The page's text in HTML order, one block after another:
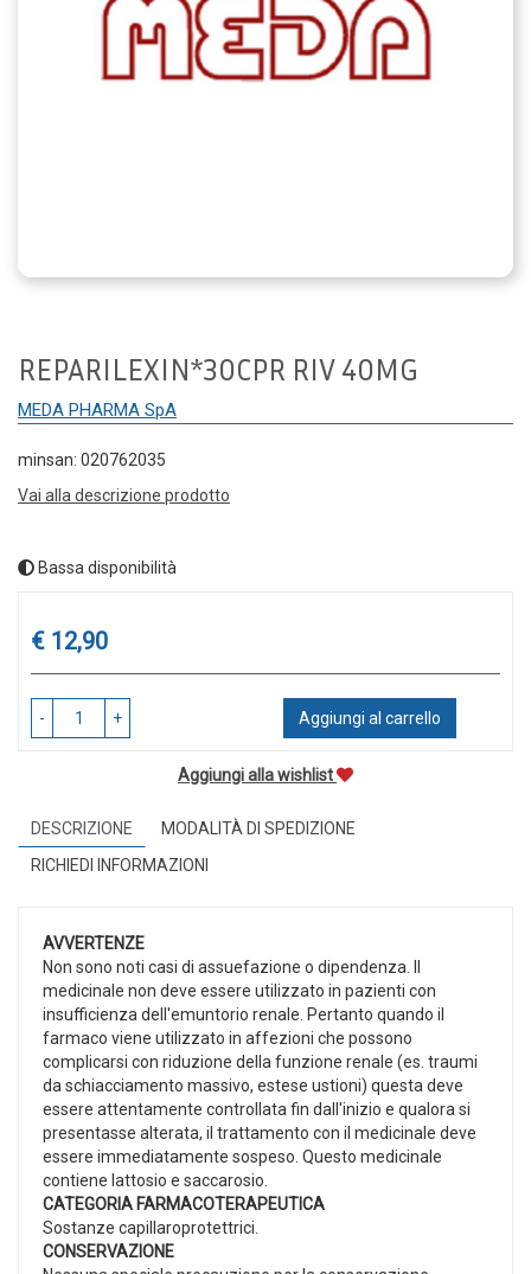
REPARILEXIN*30CPR RIV 40MG
MEDA PHARMA SpA
minsan: 020762035
Vai alla descrizione prodotto
Bassa disponibilità
Prezzo
€ 12,90
- + Aggiungi al carrello
Aggiungi alla wishlist
DESCRIZIONE
MODALITÀ DI SPEDIZIONE
RICHIEDI INFORMAZIONI
AVVERTENZE
Non sono noti casi di assuefazione o dipendenza. Il
medicinale non deve essere utilizzato in pazienti con
insufficienza dell'emuntorio renale. Pertanto quando il
farmaco viene utilizzato in affezioni che possono
complicarsi con riduzione della funzione renale (es. traumi
da schiacciamento massivo, estese ustioni) questa deve
essere attentamente controllata fin dall'inizio e qualora si
presentasse alterata, il trattamento con il medicinale deve
essere immediatamente sospeso. Questo medicinale
contiene lattosio e saccarosio.
CATEGORIA FARMACOTERAPEUTICA
Sostanze capillaroprotettrici.
CONSERVAZIONE